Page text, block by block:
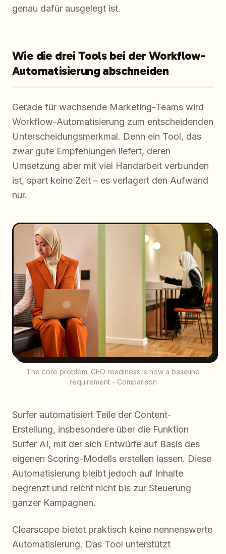
genau dafür ausgelegt ist.
Wie die drei Tools bei der Workflow-
Automatisierung abschneiden
Gerade für wachsende Marketing-Teams wird
Workflow-Automatisierung zum entscheidenden
Unterscheidungsmerkmal. Denn ein Tool, das
zwar gute Empfehlungen liefert, deren
Umsetzung aber mit viel Handarbeit verbunden
ist, spart keine Zeit – es verlagert den Aufwand
nur.
The core problem: GEO readiness is now a baseline
requirement - Comparison
Surfer automatisiert Teile der Content-
Erstellung, insbesondere über die Funktion
Surfer AI, mit der sich Entwürfe auf Basis des
eigenen Scoring-Modells erstellen lassen. Diese
Automatisierung bleibt jedoch auf Inhalte
begrenzt und reicht nicht bis zur Steuerung
ganzer Kampagnen.
Clearscope bietet praktisch keine nennenswerte
Automatisierung. Das Tool unterstützt